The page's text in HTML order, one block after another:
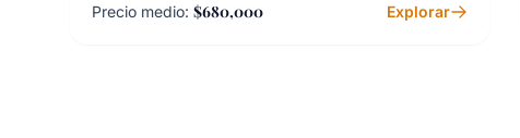
Precio medio: $680,000 Explorar